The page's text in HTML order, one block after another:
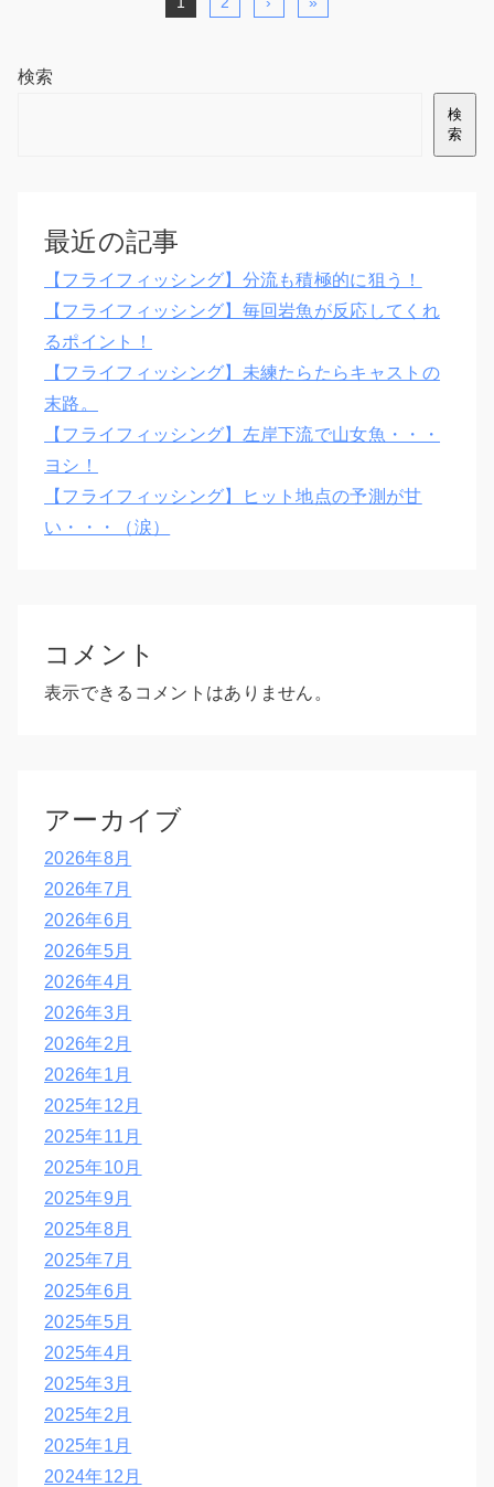
検索
検
索
最近の記事
【フライフィッシング】分流も積極的に狙う！
【フライフィッシング】毎回岩魚が反応してくれ
るポイント！
【フライフィッシング】未練たらたらキャストの
末路。
【フライフィッシング】左岸下流で山女魚・・・
ヨシ！
【フライフィッシング】ヒット地点の予測が甘
い・・・（涙）
コメント
表示できるコメントはありません。
アーカイブ
2026年8月
2026年7月
2026年6月
2026年5月
2026年4月
2026年3月
2026年2月
2026年1月
2025年12月
2025年11月
2025年10月
2025年9月
2025年8月
2025年7月
2025年6月
2025年5月
2025年4月
2025年3月
2025年2月
2025年1月
2024年12月